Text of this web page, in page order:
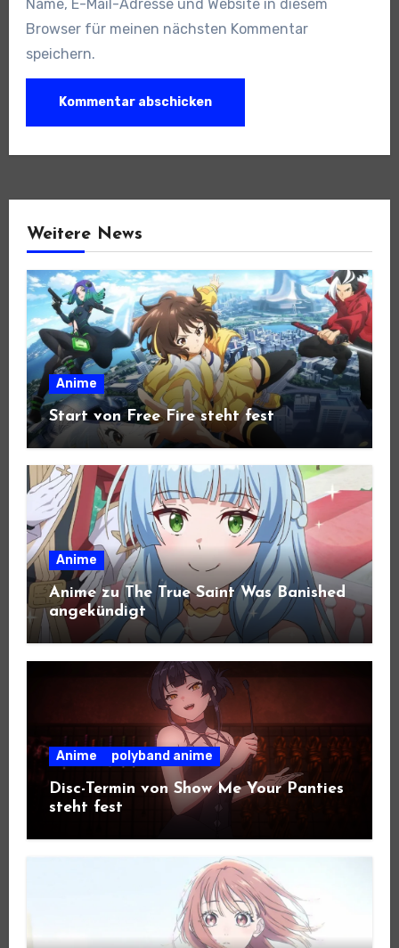
Name, E-Mail-Adresse und Website in diesem
Browser für meinen nächsten Kommentar
speichern.
Weitere News
Anime
Start von Free Fire steht fest
Anime
Anime zu The True Saint Was Banished
angekündigt
Anime polyband anime
Disc-Termin von Show Me Your Panties
steht fest